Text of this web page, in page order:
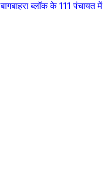
बागबाहरा ब्लॉक के 111 पंचायत